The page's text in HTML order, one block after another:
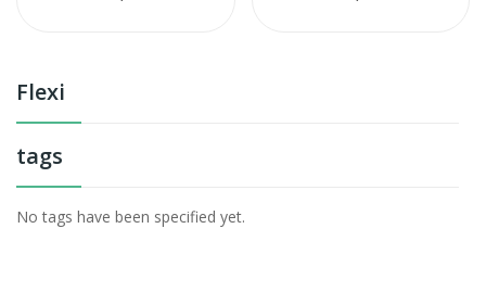
Flexi
tags
No tags have been specified yet.